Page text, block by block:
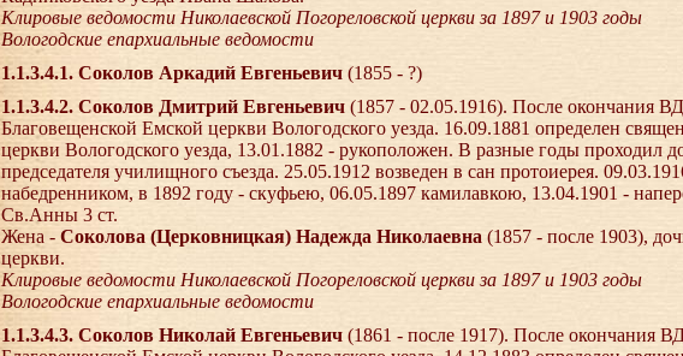
Клировые ведомости Николаевской Погореловской церкви за 1897 и 1903 годы
Вологодские епархиальные ведомости
1.1.3.4.1. Соколов Аркадий Евгеньевич (1855 - ?)
1.1.3.4.2. Соколов Дмитрий Евгеньевич (1857 - 02.05.1916). После окончания
Благовещенской Емской церкви Вологодского уезда. 16.09.1881 определен
церкви Вологодского уезда, 13.01.1882 - рукоположен. В разные годы проходил
председателя училищного съезда. 25.05.1912 возведен в сан протоиерея.
набедренником, в 1892 году - скуфьею, 06.05.1897 камилавкою, 13.04.1901 -
Св.Анны 3 ст.
Жена - Соколова (Церковницкая) Надежда Николаевна (1857 - после 1903),
церкви.
Клировые ведомости Николаевской Погореловской церкви за 1897 и 1903 годы
Вологодские епархиальные ведомости
1.1.3.4.3. Соколов Николай Евгеньевич (1861 - после 1917). После окончания